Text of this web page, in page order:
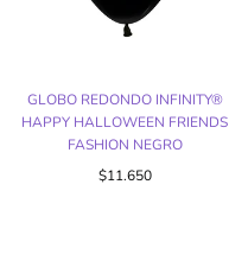
GLOBO REDONDO INFINITY®
HAPPY HALLOWEEN FRIENDS
FASHION NEGRO
$11.650